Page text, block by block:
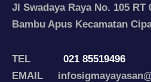
Jl Swadaya Raya No. 105 RT
Bambu Apus Kecamatan
TEL
021 85519496
EMAIL